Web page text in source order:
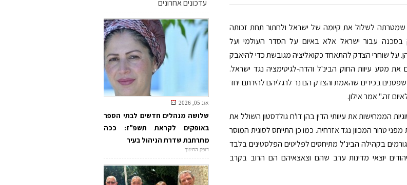
שמטרתה לשלול את קיומה של ישראל ולחתור תחת זכותה
עבור ישראל אלא באיום על הסדר העולמי ועל
על שוחרי הצדק להתאחד כקואליציה מגובשת כדי להיאבק
את מסע עיוות החוק הבינ'ל והדה-לגיטימציה נגד ישראל.
בכירים שהאמת והצדק הם נר לרגליהם להירתם יחד
זה." אמר אילון.
הממחישות את עיוותי הדין בהן דו'ח גולדסטון השולל את
טרור המכוון נגד אזרחיה. כמו כן התייחס לסוגית המוסר
בקהילה הבינ'ל מתיחסים לפליטים הפלסטינים בלבד
יוצאי מדינות ערב שהם וצאצאיהם הם הרוב בקרב
עדכונים אחרונים
אוג 05, 2026
שלושה מנהלים חדשים לבתי הספר
באופקים לקראת תשפ"ז: ככה
מתרחבת שדרת הניהול בעיר
דופק החינוך